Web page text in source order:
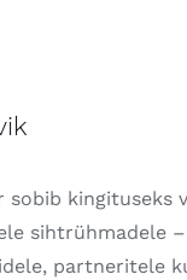
sobib kingituseks
sihtrühmadele
partneritele